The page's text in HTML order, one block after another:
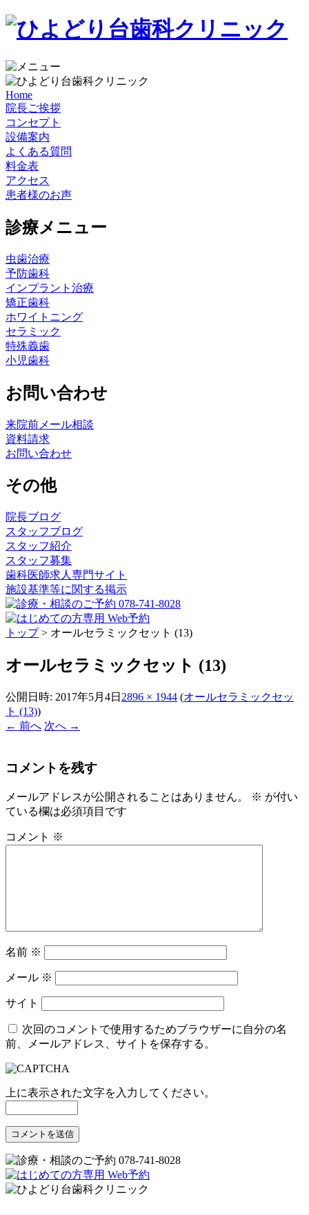
Home
院長ご挨拶
コンセプト
設備案内
よくある質問
料金表
アクセス
患者様のお声
診療メニュー
虫歯治療
予防歯科
インプラント治療
矯正歯科
ホワイトニング
セラミック
特殊義歯
小児歯科
お問い合わせ
来院前メール相談
資料請求
お問い合わせ
その他
院長ブログ
スタッフブログ
スタッフ紹介
スタッフ募集
歯科医師求人専門サイト
施設基準等に関する掲示
トップ> オールセラミックセット (13)
オールセラミックセット (13)
公開日時: 2017年5月4日 2896 × 1944 (オールセラミックセッ
ト (13))
← 前へ 次へ →
コメントを残す
メールアドレスが公開されることはありません。 ※ が付い
ている欄は必須項目です
コメント ※
名前 ※
メール ※
サイト
次回のコメントで使用するためブラウザーに自分の名
前、メールアドレス、サイトを保存する。
上に表示された文字を入力してください。